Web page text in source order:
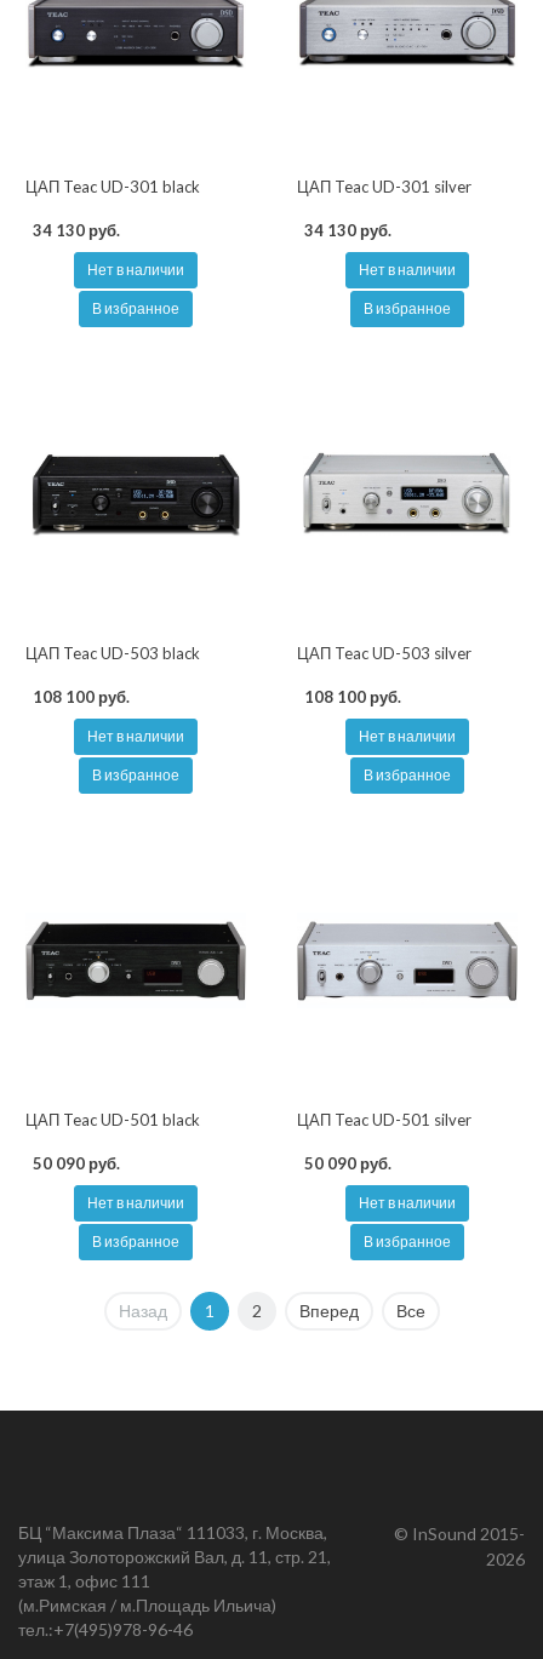
ЦАП Teac UD-301 black
34 130 руб.
Нет в наличии
В избранное
ЦАП Teac UD-301 silver
34 130 руб.
Нет в наличии
В избранное
ЦАП Teac UD-503 black
108 100 руб.
Нет в наличии
В избранное
ЦАП Teac UD-503 silver
108 100 руб.
Нет в наличии
В избранное
ЦАП Teac UD-501 black
50 090 руб.
Нет в наличии
В избранное
ЦАП Teac UD-501 silver
50 090 руб.
Нет в наличии
В избранное
Назад 1 2 Вперед Все
БЦ “Максима Плаза“ 111033, г. Москва,
улица Золоторожский Вал, д. 11, стр. 21,
этаж 1, офис 111
(м.Римская / м.Площадь Ильича)
тел.:+7(495)978-96-46
© InSound 2015-
2026